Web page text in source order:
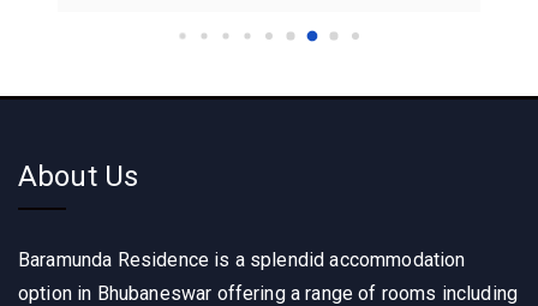
About Us
Baramunda Residence is a splendid accommodation
option in Bhubaneswar offering a range of rooms including